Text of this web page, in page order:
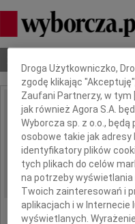
IMIĘ I NAZWISKO:
REGION: Kraków
DATA EMISJI:
Dbamy o Twoją
Droga Użytkowniczko,
zgodę klikając
Zaufani Partnerzy, w tym
jak również Agora S.A.
Wyborcza sp. z o.o.,
osobowe takie jak adresy
identyfikatory plików
tych plikach do celów
na potrzeby
Twoich zainteresowań i
aplikacjach i w Internecie
wyświetlanych.